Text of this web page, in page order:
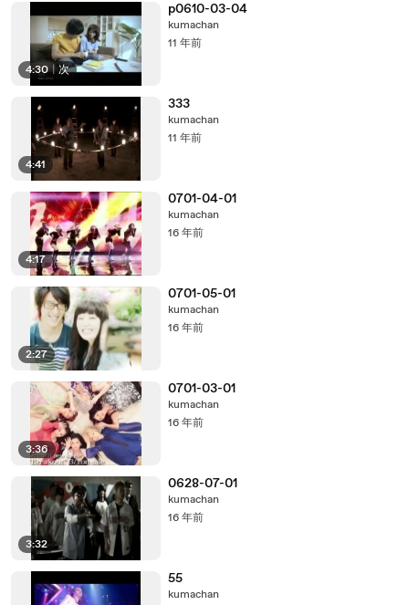
4:30 | 次
p0610-03-04
kumachan
11 年前
4:41
333
kumachan
11 年前
4:17
0701-04-01
kumachan
16 年前
2:27
0701-05-01
kumachan
16 年前
3:36
0701-03-01
kumachan
16 年前
3:32
0628-07-01
kumachan
16 年前
55
kumachan